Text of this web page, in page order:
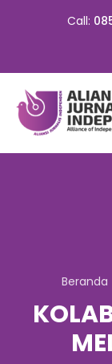
Call:
Beranda